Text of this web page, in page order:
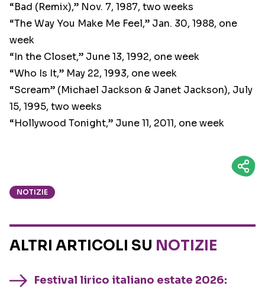
“Bad (Remix),” Nov. 7, 1987, two weeks
“The Way You Make Me Feel,” Jan. 30, 1988, one
week
“In the Closet,” June 13, 1992, one week
“Who Is It,” May 22, 1993, one week
“Scream” (Michael Jackson & Janet Jackson), July
15, 1995, two weeks
“Hollywood Tonight,” June 11, 2011, one week
NOTIZIE
ALTRI ARTICOLI SU NOTIZIE
Festival lirico italiano estate 2026: